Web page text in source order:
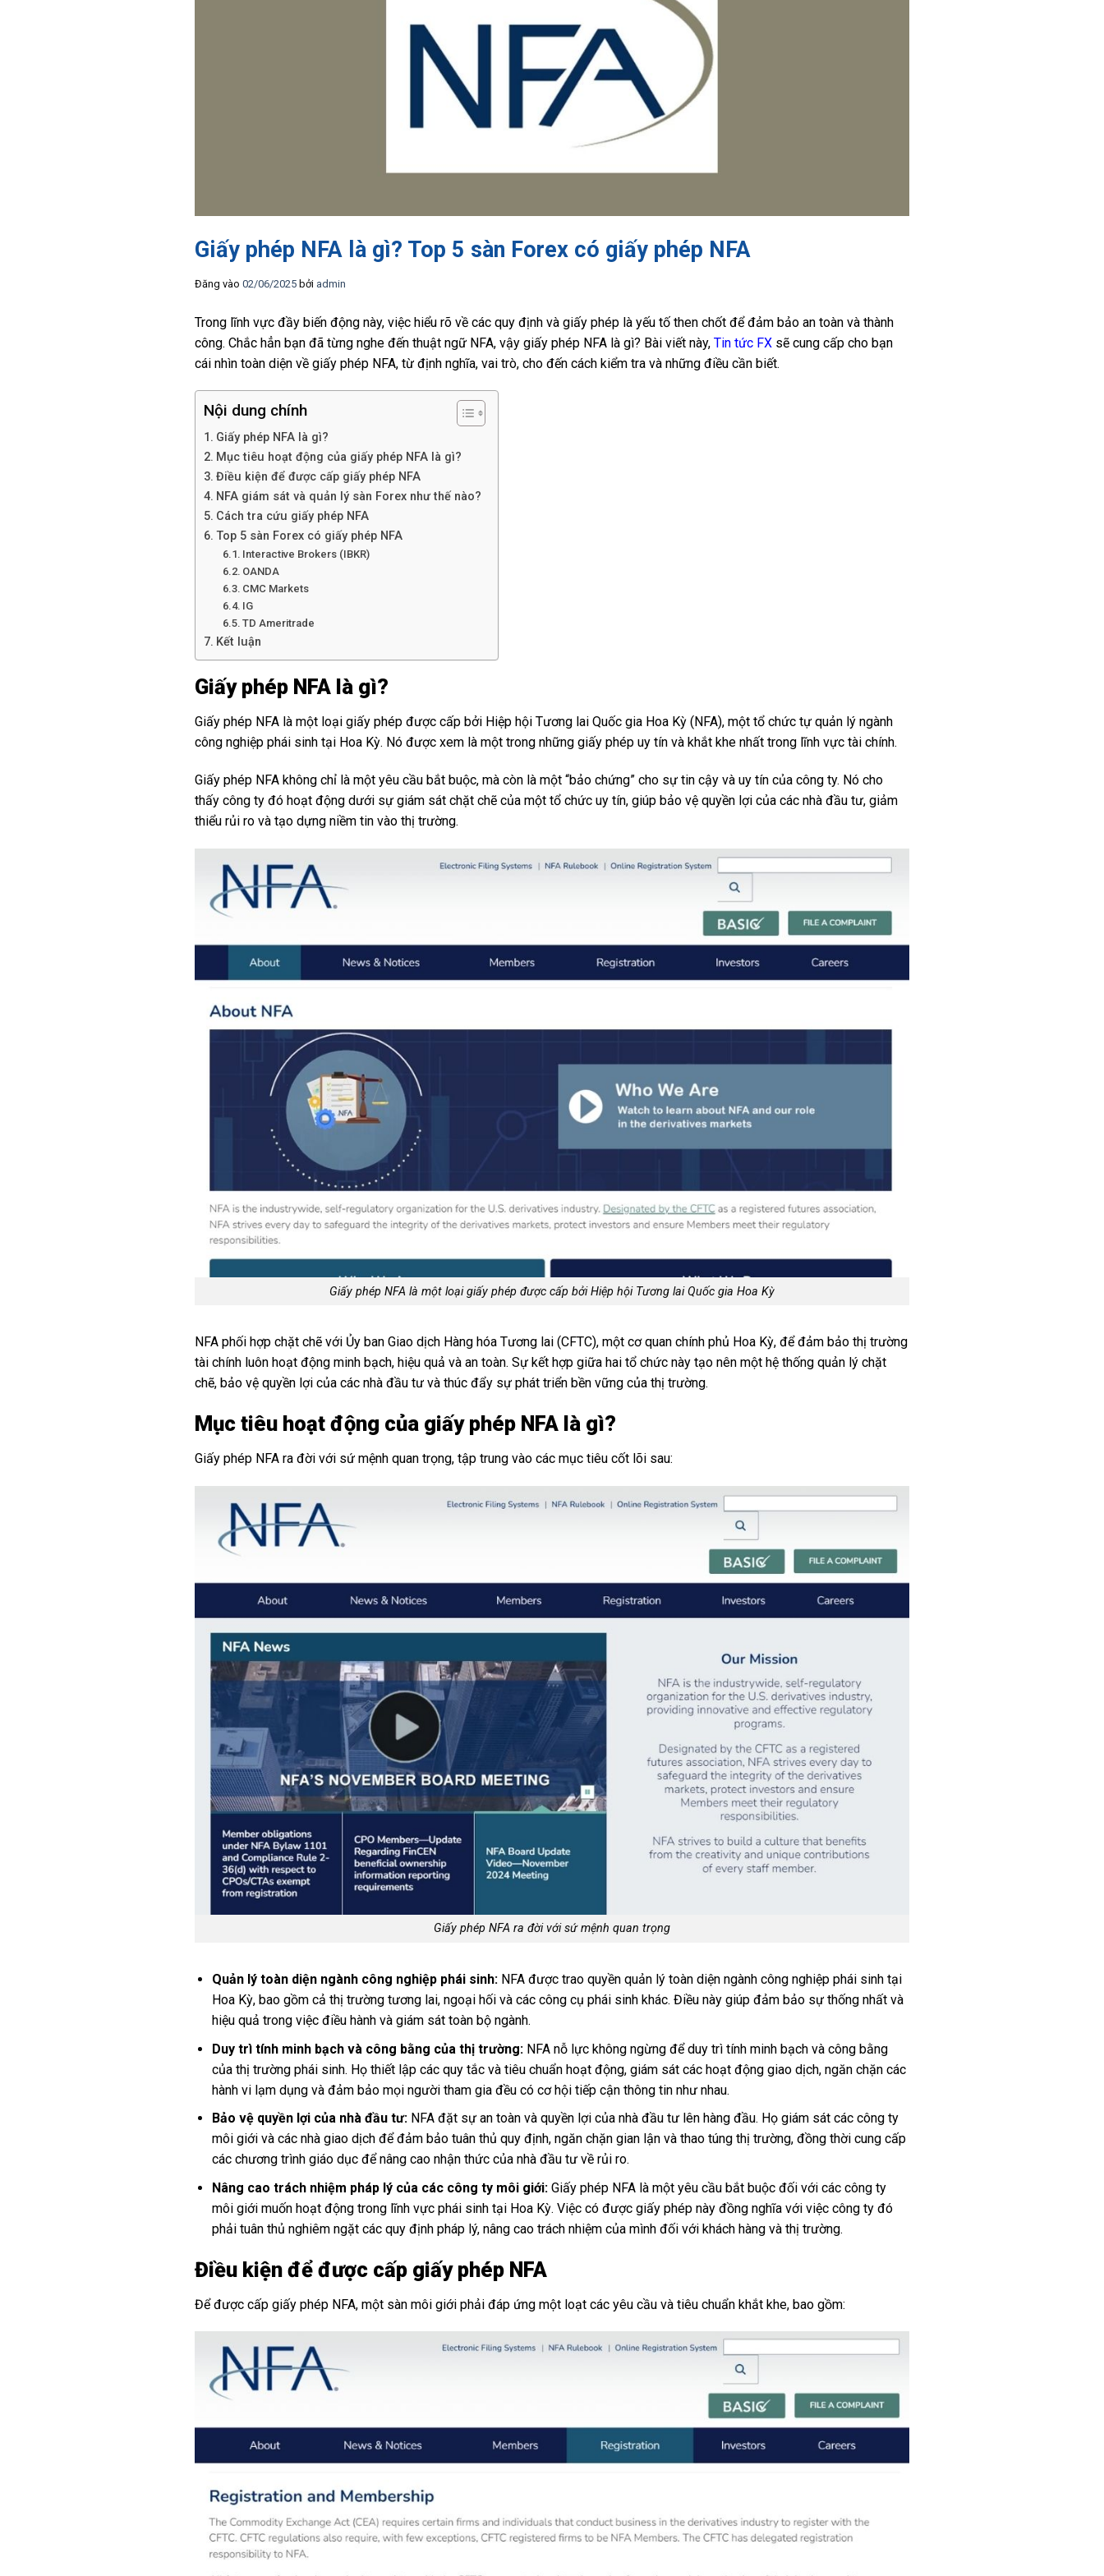
Giấy phép NFA là gì? Top 5 sàn Forex có giấy phép NFA
Đăng vào 02/06/2025 bởi admin
Trong lĩnh vực đầy biến động này, việc hiểu rõ về các quy định và giấy phép là yếu tố then chốt để đảm bảo an toàn và thành
công. Chắc hẳn bạn đã từng nghe đến thuật ngữ NFA, vậy giấy phép NFA là gì? Bài viết này, Tin tức FX sẽ cung cấp cho bạn
cái nhìn toàn diện về giấy phép NFA, từ định nghĩa, vai trò, cho đến cách kiểm tra và những điều cần biết.
Nội dung chính
Giấy phép NFA là gì?
Mục tiêu hoạt động của giấy phép NFA là gì?
Điều kiện để được cấp giấy phép NFA
NFA giám sát và quản lý sàn Forex như thế nào?
Cách tra cứu giấy phép NFA
Top 5 sàn Forex có giấy phép NFA
Interactive Brokers (IBKR)
OANDA
CMC Markets
IG
TD Ameritrade
Kết luận
Giấy phép NFA là gì?
Giấy phép NFA là một loại giấy phép được cấp bởi Hiệp hội Tương lai Quốc gia Hoa Kỳ (NFA), một tổ chức tự quản lý ngành
công nghiệp phái sinh tại Hoa Kỳ. Nó được xem là một trong những giấy phép uy tín và khắt khe nhất trong lĩnh vực tài chính.
Giấy phép NFA không chỉ là một yêu cầu bắt buộc, mà còn là một “bảo chứng” cho sự tin cậy và uy tín của công ty. Nó cho
thấy công ty đó hoạt động dưới sự giám sát chặt chẽ của một tổ chức uy tín, giúp bảo vệ quyền lợi của các nhà đầu tư, giảm
thiểu rủi ro và tạo dựng niềm tin vào thị trường.
Giấy phép NFA là một loại giấy phép được cấp bởi Hiệp hội Tương lai Quốc gia Hoa Kỳ
NFA phối hợp chặt chẽ với Ủy ban Giao dịch Hàng hóa Tương lai (CFTC), một cơ quan chính phủ Hoa Kỳ, để đảm bảo thị trường
tài chính luôn hoạt động minh bạch, hiệu quả và an toàn. Sự kết hợp giữa hai tổ chức này tạo nên một hệ thống quản lý chặt
chẽ, bảo vệ quyền lợi của các nhà đầu tư và thúc đẩy sự phát triển bền vững của thị trường.
Mục tiêu hoạt động của giấy phép NFA là gì?
Giấy phép NFA ra đời với sứ mệnh quan trọng, tập trung vào các mục tiêu cốt lõi sau:
Giấy phép NFA ra đời với sứ mệnh quan trọng
Quản lý toàn diện ngành công nghiệp phái sinh:NFA được trao quyền quản lý toàn diện ngành công nghiệp phái sinh tại
Hoa Kỳ, bao gồm cả thị trường tương lai, ngoại hối và các công cụ phái sinh khác. Điều này giúp đảm bảo sự thống nhất và
hiệu quả trong việc điều hành và giám sát toàn bộ ngành.
Duy trì tính minh bạch và công bằng của thị trường:NFA nỗ lực không ngừng để duy trì tính minh bạch và công bằng
của thị trường phái sinh. Họ thiết lập các quy tắc và tiêu chuẩn hoạt động, giám sát các hoạt động giao dịch, ngăn chặn các
hành vi lạm dụng và đảm bảo mọi người tham gia đều có cơ hội tiếp cận thông tin như nhau.
Bảo vệ quyền lợi của nhà đầu tư:NFA đặt sự an toàn và quyền lợi của nhà đầu tư lên hàng đầu. Họ giám sát các công ty
môi giới và các nhà giao dịch để đảm bảo tuân thủ quy định, ngăn chặn gian lận và thao túng thị trường, đồng thời cung cấp
các chương trình giáo dục để nâng cao nhận thức của nhà đầu tư về rủi ro.
Nâng cao trách nhiệm pháp lý của các công ty môi giới:Giấy phép NFA là một yêu cầu bắt buộc đối với các công ty
môi giới muốn hoạt động trong lĩnh vực phái sinh tại Hoa Kỳ. Việc có được giấy phép này đồng nghĩa với việc công ty đó
phải tuân thủ nghiêm ngặt các quy định pháp lý, nâng cao trách nhiệm của mình đối với khách hàng và thị trường.
Điều kiện để được cấp giấy phép NFA
Để được cấp giấy phép NFA, một sàn môi giới phải đáp ứng một loạt các yêu cầu và tiêu chuẩn khắt khe, bao gồm: